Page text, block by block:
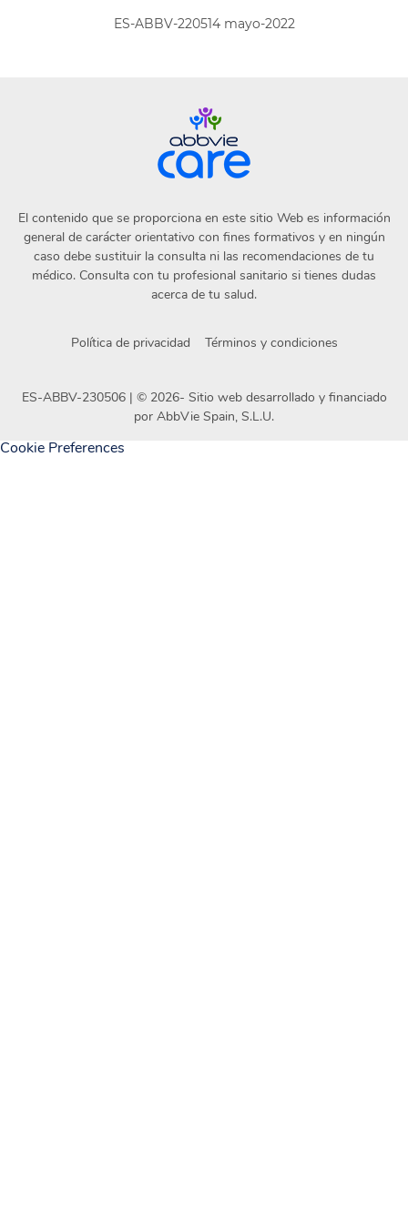
ES-ABBV-220514 mayo-2022
El contenido que se proporciona en este sitio Web es información
general de carácter orientativo con fines formativos y en ningún
caso debe sustituir la consulta ni las recomendaciones de tu
médico. Consulta con tu profesional sanitario si tienes dudas
acerca de tu salud.
Política de privacidad Términos y condiciones
ES-ABBV-230506 | © 2026- Sitio web desarrollado y financiado
por AbbVie Spain, S.L.U.
Cookie Preferences